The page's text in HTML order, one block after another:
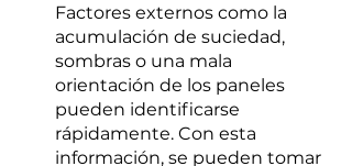
Factores externos como la
acumulación de suciedad,
sombras o una mala
orientación de los paneles
pueden identificarse
rápidamente. Con esta
información, se pueden tomar